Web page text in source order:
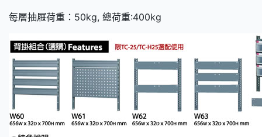
每層抽屜荷重：50kg, 總荷重:400kg